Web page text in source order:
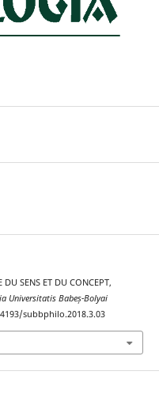
DU SENS ET DU CONCEPT,
Universitatis Babeș-Bolyai
subbphilo.2018.3.03